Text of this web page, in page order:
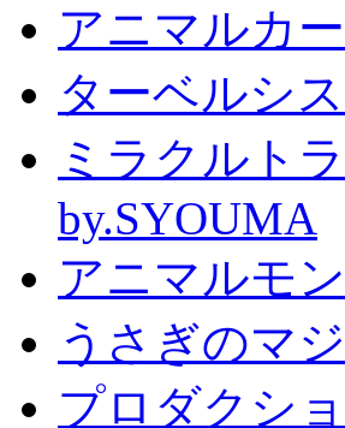
アニマルカ
ターベルシ
ミラクルト
by.SYOUMA
アニマルモ
うさぎのマ
プロダクシ